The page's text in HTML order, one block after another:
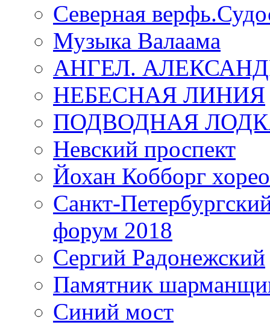
Северная
Музыка Валаама
АНГЕЛ.
НЕБЕСНАЯ ЛИНИЯ
ПОДВОДНАЯ
Невский проспект
Йохан Кобборг
Санкт-
форум 2018
Сергий Радонежский
Памятник
Синий мост